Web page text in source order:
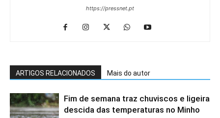
https://pressnet.pt
ARTIGOS RELACIONADOS Mais do autor
Fim de semana traz chuviscos e ligeira
descida das temperaturas no Minho